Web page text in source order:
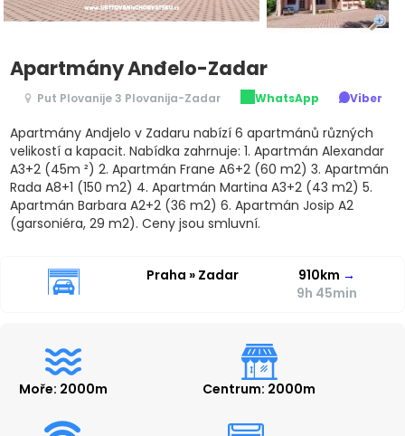
Apartmány Anđelo-Zadar
Put Plovanije 3 Plovanija-Zadar WhatsApp Viber
Apartmány Andjelo v Zadaru nabízí 6 apartmánů různých
velikostí a kapacit. Nabídka zahrnuje: 1. Apartmán Alexandar
A3+2 (45m ²) 2. Apartmán Frane A6+2 (60 m2) 3. Apartmán
Rada A8+1 (150 m2) 4. Apartmán Martina A3+2 (43 m2) 5.
Apartmán Barbara A2+2 (36 m2) 6. Apartmán Josip A2
(garsoniéra, 29 m2). Ceny jsou smluvní.
Praha » Zadar 910km →
9h 45min
Moře: 2000m Centrum: 2000m